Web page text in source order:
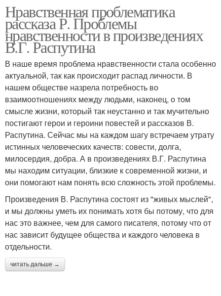
Нравственная проблематика
рассказа Р. Проблемы
нравственности в произведениях
В.Г. Распутина
В наше время проблема нравственности стала особенно
актуальной, так как происходит распад личности. В
нашем обществе назрела потребность во
взаимоотношениях между людьми, наконец, о том
смысле жизни, который так неустанно и так мучительно
постигают герои и героини повестей и рассказов В.
Распутина. Сейчас мы на каждом шагу встречаем утрату
истинных человеческих качеств: совести, долга,
милосердия, добра. А в произведениях В.Г. Распутина
мы находим ситуации, близкие к современной жизни, и
они помогают нам понять всю сложность этой проблемы.
Произведения В. Распутина состоят из "живых мыслей",
и мы должны уметь их понимать хотя бы потому, что для
нас это важнее, чем для самого писателя, потому что от
нас зависит будущее общества и каждого человека в
отдельности.
читать дальше →